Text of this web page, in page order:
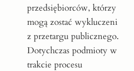
przedsiębiorców, którzy
mogą zostać wykluczeni
z przetargu publicznego.
Dotychczas podmioty w
trakcie procesu